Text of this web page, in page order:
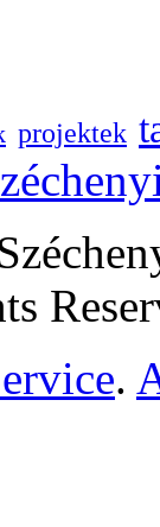
projektek
.